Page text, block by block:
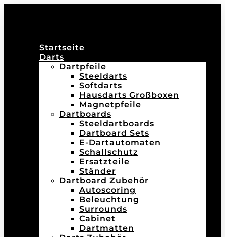
Startseite
Darts
Dartpfeile
Steeldarts
Softdarts
Hausdarts Großboxen
Magnetpfeile
Dartboards
Steeldartboards
Dartboard Sets
E-Dartautomaten
Schallschutz
Ersatzteile
Ständer
Dartboard Zubehör
Autoscoring
Beleuchtung
Surrounds
Cabinet
Dartmatten